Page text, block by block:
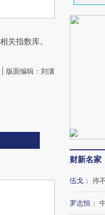
关指数库。
版面编辑：刘潇
财新名家
伍戈 ： 停
罗志恒 ：